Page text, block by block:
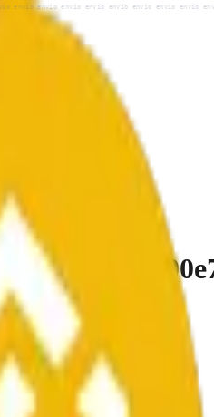
(View tx)
envio envio envio envio